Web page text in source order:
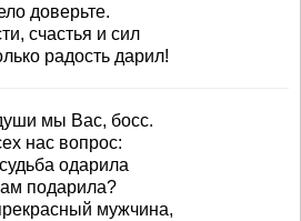
доверьте.
счастья и сил
радость дарил!
мы Вас, босс.
нас вопрос:
одарила
подарила?
мужчина,